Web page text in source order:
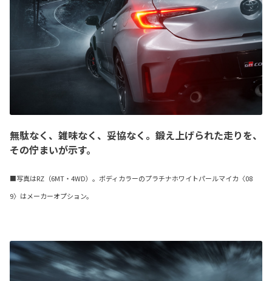
無駄なく、雑味なく、妥協なく。鍛え上げられた走りを、
その佇まいが示す。
■写真はRZ（6MT・4WD）。ボディカラーのプラチナホワイトパールマイカ〈08
9〉はメーカーオプション。